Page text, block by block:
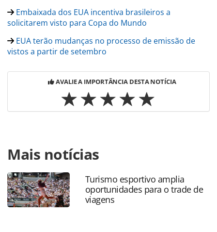
Embaixada dos EUA incentiva brasileiros a
solicitarem visto para Copa do Mundo
EUA terão mudanças no processo de emissão de
vistos a partir de setembro
AVALIE A IMPORTÂNCIA DESTA NOTÍCIA
https://www.panrotas.com.br/mercado/destinos/2025/08/
de-visto-dos-eua-precisarao-de-entrevista-incluindo-
renovacao_220412.html ou as ferramentas oferecidas na
página. Todo o conteúdo produzido pela PANROTAS
Editora é protegido pela legislação brasileira sobre direito
autoral. Não reproduza o conteúdo sem autorização da
Mais notícias
Turismo esportivo amplia
oportunidades para o trade de
viagens